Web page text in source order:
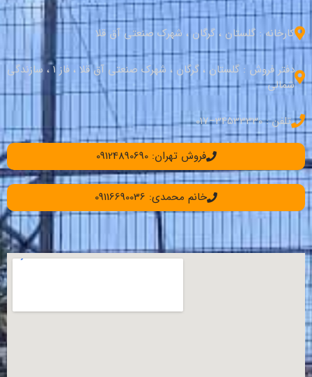
کارخانه : گلستان ، گرگان ، شهرک صنعتی آق قلا
دفتر فروش : گلستان ، گرگان ، شهرک صنعتی آق قلا ، فاز 1 ، سازندگی
شمالی
تلفن : 34533330–017
فروش تهران: 09124890690
خانم محمدی: 09116690036